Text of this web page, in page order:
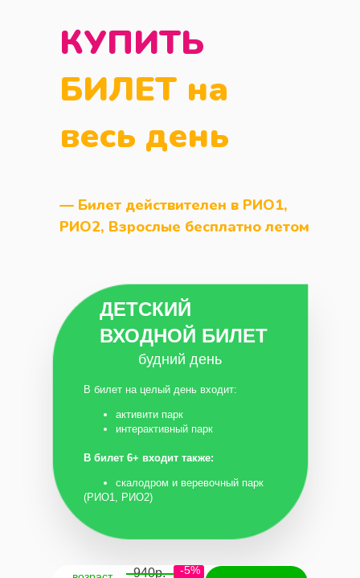
КУПИТЬ
БИЛЕТ на
весь день
ДЕТСКИЙ
ВХОДНОЙ БИЛЕТ
будний день
В билет на целый день входит:
активити парк
интерактивный парк
В билет 6+ входит также:
скалодром и веревочный парк
(РИО1, РИО2)
— Билет действителен в РИО1,
РИО2, Взрослые бесплатно летом
940р. -5%